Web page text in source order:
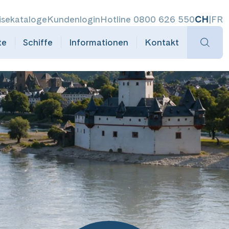
KundenloginHotline 0800 626 550CH|FR
Schiffe Informationen Kontakt